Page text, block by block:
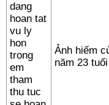
Ảnh hiếm
năm 23